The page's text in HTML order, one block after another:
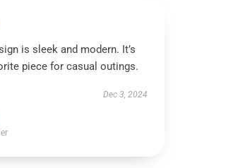
is sleek and modern. It’s
piece for casual outings.
Dec 3, 2024